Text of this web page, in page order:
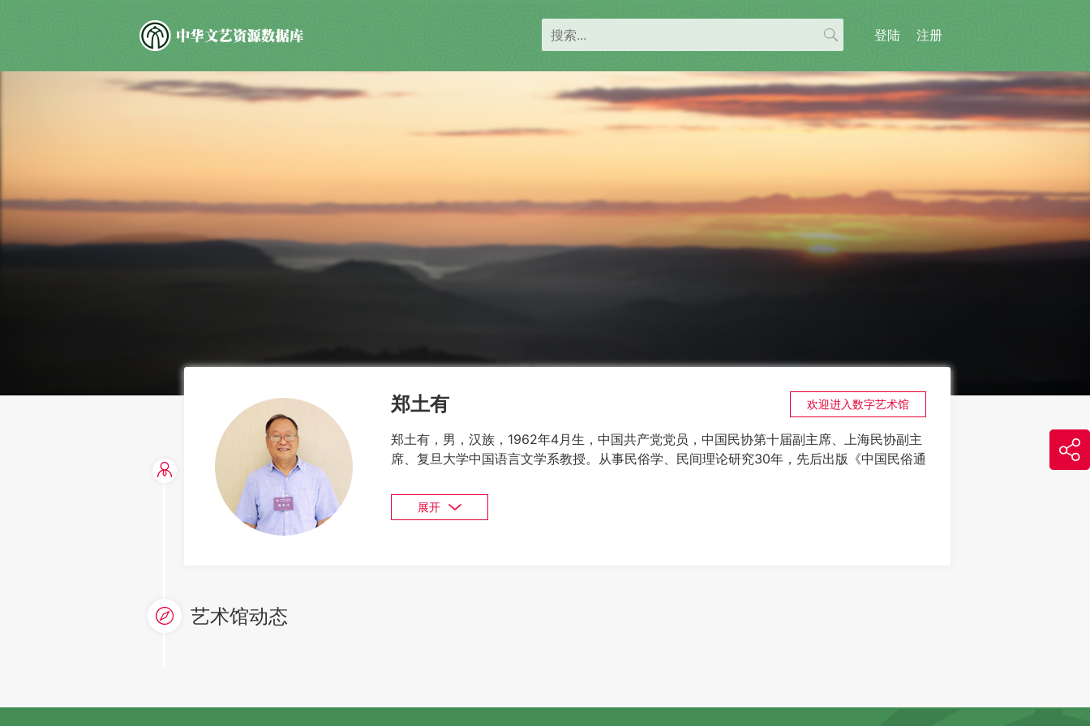
登陆 注册
郑土有 欢迎进入数字艺术馆
郑土有，男，汉族，1962年4月生，中国共产党党员，中国民协第十届副主席、上海民协副主
席、复旦大学中国语言文学系教授。从事民俗学、民间理论研究30年，先后出版《中国民俗通
国内外学术刊物发表论文一百五十多篇。其中，《吴语叙事山歌演唱传统研究》获上海市第八
届哲学社会科学优秀成果著作类三等奖和第八届中国民间文艺“山花奖”学术著作奖；《信仰：
展开
艺术馆动态